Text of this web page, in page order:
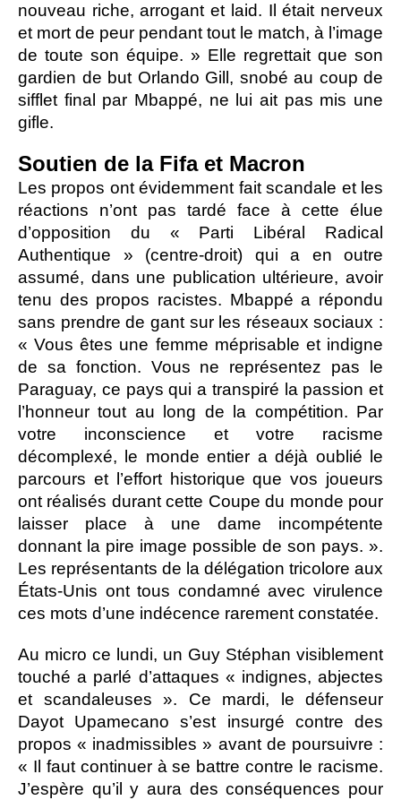
nouveau riche, arrogant et laid. Il était nerveux
et mort de peur pendant tout le match, à l’image
de toute son équipe. » Elle regrettait que son
gardien de but Orlando Gill, snobé au coup de
sifflet final par Mbappé, ne lui ait pas mis une
gifle.
Soutien de la Fifa et Macron
Les propos ont évidemment fait scandale et les
réactions n’ont pas tardé face à cette élue
d’opposition du « Parti Libéral Radical
Authentique » (centre-droit) qui a en outre
assumé, dans une publication ultérieure, avoir
tenu des propos racistes. Mbappé a répondu
sans prendre de gant sur les réseaux sociaux :
« Vous êtes une femme méprisable et indigne
de sa fonction. Vous ne représentez pas le
Paraguay, ce pays qui a transpiré la passion et
l’honneur tout au long de la compétition. Par
votre inconscience et votre racisme
décomplexé, le monde entier a déjà oublié le
parcours et l’effort historique que vos joueurs
ont réalisés durant cette Coupe du monde pour
laisser place à une dame incompétente
donnant la pire image possible de son pays. ».
Les représentants de la délégation tricolore aux
États-Unis ont tous condamné avec virulence
ces mots d’une indécence rarement constatée.
Au micro ce lundi, un Guy Stéphan visiblement
touché a parlé d’attaques « indignes, abjectes
et scandaleuses ». Ce mardi, le défenseur
Dayot Upamecano s’est insurgé contre des
propos « inadmissibles » avant de poursuivre :
« Il faut continuer à se battre contre le racisme.
J’espère qu’il y aura des conséquences pour